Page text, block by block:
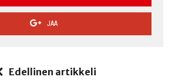
JAA
Edellinen artikkeli